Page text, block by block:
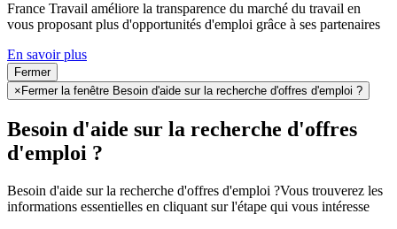
France Travail améliore la transparence du marché du travail en
vous proposant plus d'opportunités d'emploi grâce à ses partenaires
En savoir plus
Fermer
× Fermer la fenêtre Besoin d'aide sur la recherche d'offres d'emploi ?
Besoin d'aide sur la recherche d'offres
d'emploi ?
Besoin d'aide sur la recherche d'offres d'emploi ?Vous trouverez les
informations essentielles en cliquant sur l'étape qui vous intéresse